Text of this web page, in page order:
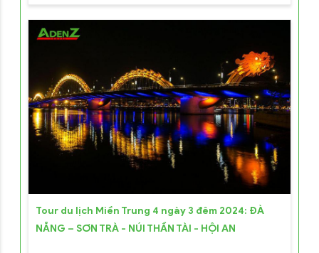
Tour du lịch Miền Trung 4 ngày 3 đêm 2024: ĐÀ
NẴNG – SƠN TRÀ - NÚI THẦN TÀI - HỘI AN